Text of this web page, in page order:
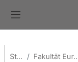
Startseite Fakultät European